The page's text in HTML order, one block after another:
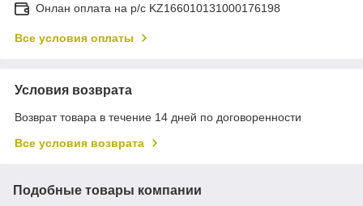
Онлан оплата на р/с KZ166010131000176198
Все условия оплаты
Условия возврата
Возврат товара в течение 14 дней по договоренности
Все условия возврата
Подобные товары компании